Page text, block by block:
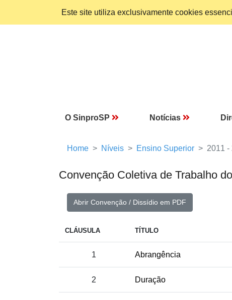
Este site utiliza exclusivamente cookies
O SinproSP Notícias
Home Níveis Ensino Superior 2011 -
Convenção Coletiva de Trabalho
Abrir Convenção / Dissídio em PDF
CLÁUSULA TÍTULO
1 Abrangência
2 Duração